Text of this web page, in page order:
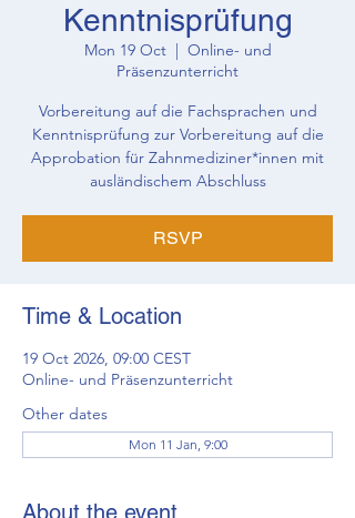
Kenntnisprüfung
Mon 19 Oct
  |
Online- und
Präsenzunterricht
Vorbereitung auf die Fachsprachen und
Kenntnisprüfung zur Vorbereitung auf die
Approbation für Zahnmediziner*innen mit
ausländischem Abschluss
RSVP
Time & Location
19 Oct 2026, 09:00 CEST
Online- und Präsenzunterricht
Other dates
Mon 11 Jan, 9:00
About the event